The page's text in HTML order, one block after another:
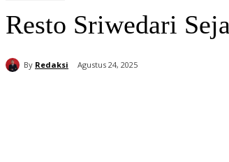
Resto Sriwedari
By Redaksi Agustus 24, 2025